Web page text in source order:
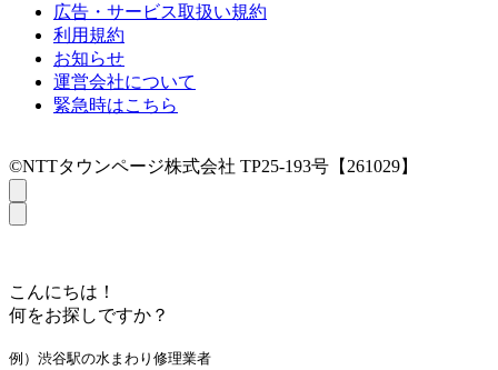
広告・サービス取扱い規約
利用規約
お知らせ
運営会社について
緊急時はこちら
©NTTタウンページ株式会社 TP25-193号【261029】
こんにちは！
何をお探しですか？
例）渋谷駅の水まわり修理業者